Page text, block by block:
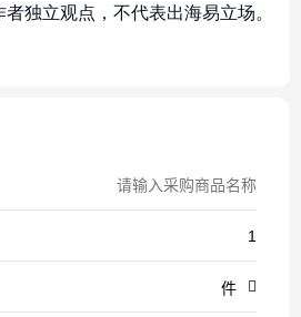
独立观点，不代表出海易立场。